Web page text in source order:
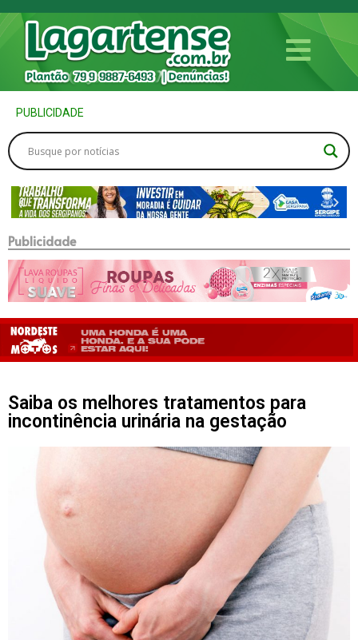
PUBLICIDADE
Publicidade
Saiba os melhores tratamentos para
incontinência urinária na gestação